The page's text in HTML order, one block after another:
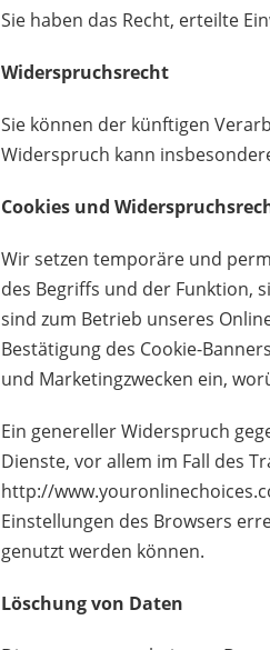
Sie haben das Recht, erteilte
Widerspruchsrecht
Sie können der künftigen
Widerspruch kann
Cookies und
Wir setzen temporäre und
des Begriffs und der Funktion,
sind zum Betrieb unseres
Bestätigung des Cookie-
und Marketingzwecken ein,
Ein genereller Widerspruch
Dienste, vor allem im Fall des
http://
Einstellungen des Browsers
genutzt werden können.
Löschung von Daten